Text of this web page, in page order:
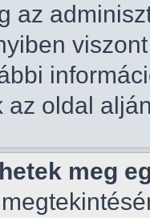
az
az oldal
meg